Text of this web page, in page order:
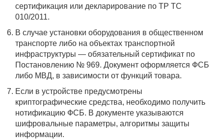
сертификация или декларирование по ТР ТС
010/2011.
В случае установки оборудования в общественном
транспорте либо на объектах транспортной
инфраструктуры — обязательный сертификат по
Постановлению № 969. Документ оформляется ФСБ
либо МВД, в зависимости от функций товара.
Если в устройстве предусмотрены
криптографические средства, необходимо получить
нотификацию ФСБ. В документе указываются
шифровальные параметры, алгоритмы защиты
информации.